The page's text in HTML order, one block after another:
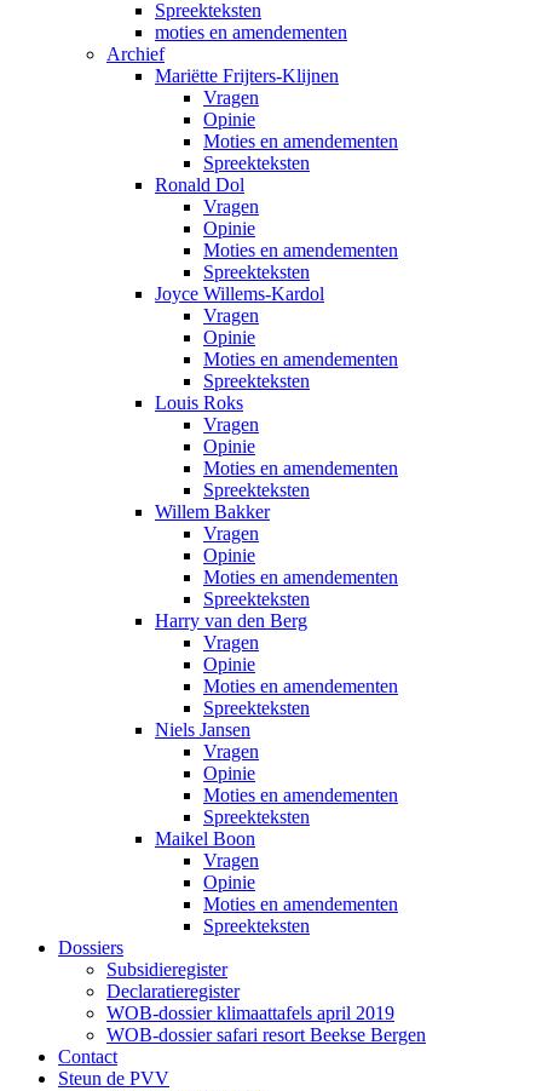
Spreekteksten
moties en amendementen
Archief
Mariëtte Frijters-Klijnen
Vragen
Opinie
Moties en amendementen
Spreekteksten
Ronald Dol
Vragen
Opinie
Moties en amendementen
Spreekteksten
Joyce Willems-Kardol
Vragen
Opinie
Moties en amendementen
Spreekteksten
Louis Roks
Vragen
Opinie
Moties en amendementen
Spreekteksten
Willem Bakker
Vragen
Opinie
Moties en amendementen
Spreekteksten
Harry van den Berg
Vragen
Opinie
Moties en amendementen
Spreekteksten
Niels Jansen
Vragen
Opinie
Moties en amendementen
Spreekteksten
Maikel Boon
Vragen
Opinie
Moties en amendementen
Spreekteksten
Dossiers
Subsidieregister
Declaratieregister
WOB-dossier klimaattafels april 2019
WOB-dossier safari resort Beekse Bergen
Contact
Steun de PVV